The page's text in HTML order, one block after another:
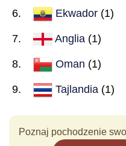
Ekwador (1)
Anglia (1)
Oman (1)
Tajlandia (1)
Poznaj pochodzenie